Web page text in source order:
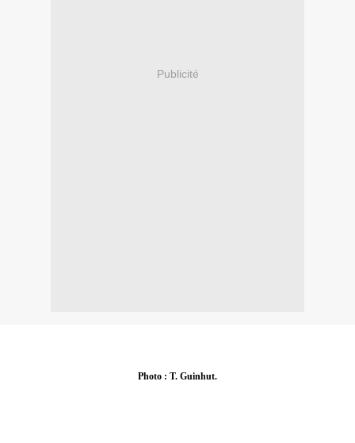
Publicité
Photo : T. Guinhut.